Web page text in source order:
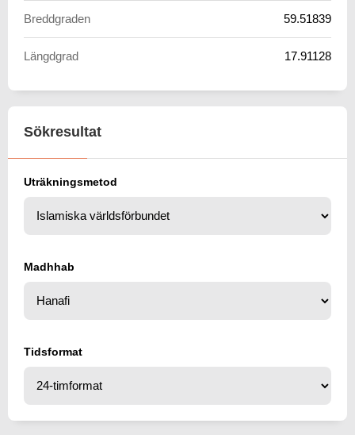
Breddgraden 59.51839
Längdgrad 17.91128
Sökresultat
Uträkningsmetod
Madhhab
Tidsformat